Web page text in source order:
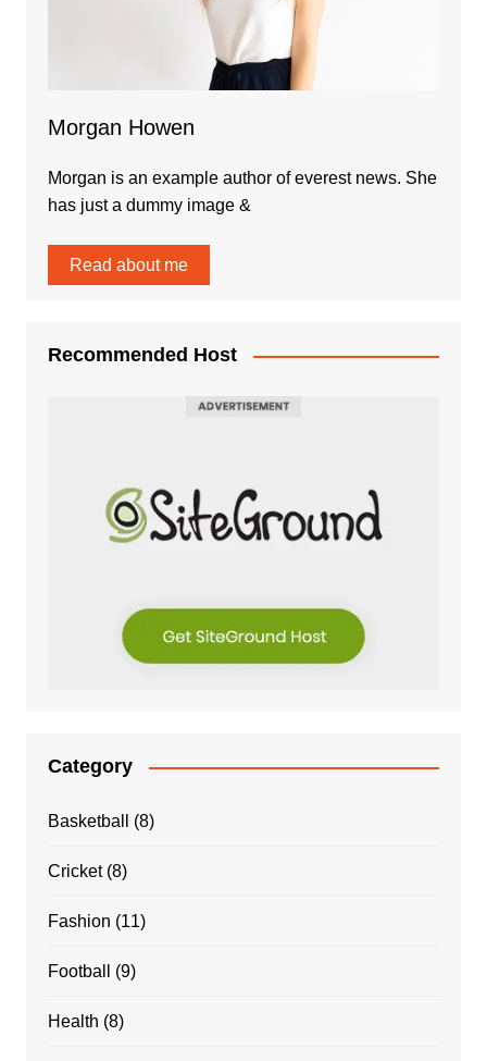
Morgan Howen
Morgan is an example author of everest news. She
has just a dummy image &
Read about me
Recommended Host
Category
Basketball (8)
Cricket(8)
Fashion (11)
Football (9)
Health (8)